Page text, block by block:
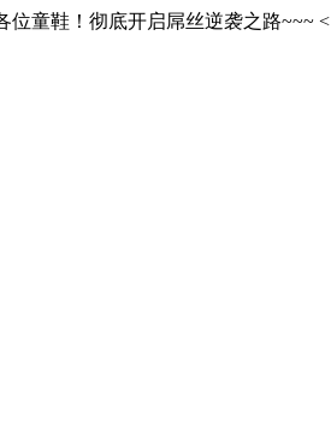
位童鞋！彻底开启屌丝逆袭之路~~~ <